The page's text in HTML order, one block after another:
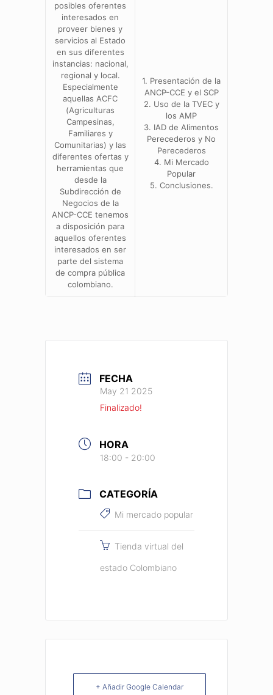
posibles oferentes
interesados en
proveer bienes y
servicios al Estado
en sus diferentes
instancias: nacional,
regional y local.
Especialmente
aquellas ACFC
(Agriculturas
Campesinas,
Familiares y
Comunitarias) y las
diferentes ofertas y
herramientas que
desde la
Subdirección de
Negocios de la
ANCP-CCE tenemos
a disposición para
aquellos oferentes
interesados en ser
parte del sistema
de compra pública
colombiano.
1. Presentación de la
ANCP-CCE y el SCP
2. Uso de la TVEC y
los AMP
3. IAD de Alimentos
Perecederos y No
Perecederos
4. Mi Mercado
Popular
5. Conclusiones.
FECHA
May 21 2025
Finalizado!
HORA
18:00 - 20:00
CATEGORÍA
Mi mercado popular
Tienda virtual del
estado Colombiano
+ Añadir Google Calendar